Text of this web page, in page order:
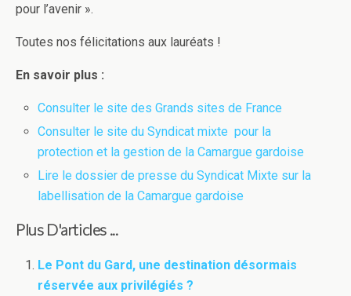
pour l’avenir ».
Toutes nos félicitations aux lauréats !
En savoir plus :
Consulter le site des Grands sites de France
Consulter le site du Syndicat mixte pour la
protection et la gestion de la Camargue gardoise
Lire le dossier de presse du Syndicat Mixte sur la
labellisation de la Camargue gardoise
Plus D'articles ...
Le Pont du Gard, une destination désormais
réservée aux privilégiés ?